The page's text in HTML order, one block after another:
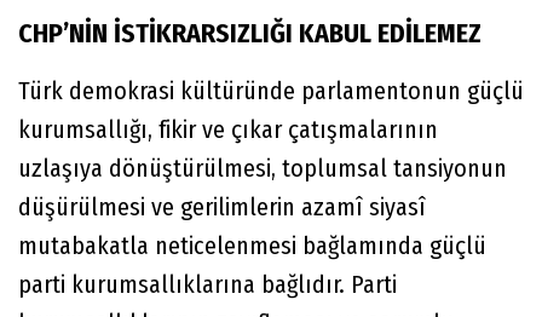
CHP’NİN İSTİKRARSIZLIĞI KABUL EDİLEMEZ
Türk demokrasi kültüründe parlamentonun güçlü
kurumsallığı, fikir ve çıkar çatışmalarının
uzlaşıya dönüştürülmesi, toplumsal tansiyonun
düşürülmesi ve gerilimlerin azamî siyasî
mutabakatla neticelenmesi bağlamında güçlü
parti kurumsallıklarına bağlıdır. Parti